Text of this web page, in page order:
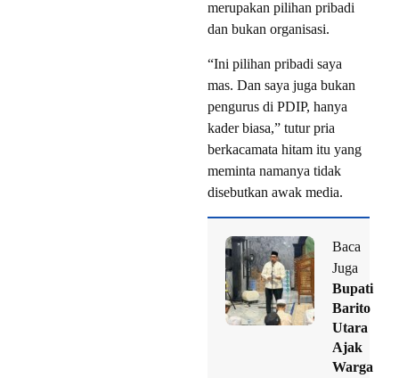
merupakan pilihan pribadi
dan bukan organisasi.
“Ini pilihan pribadi saya
mas. Dan saya juga bukan
pengurus di PDIP, hanya
kader biasa,” tutur pria
berkacamata hitam itu yang
meminta namanya tidak
disebutkan awak media.
Baca
Juga
Bupati
Barito
Utara
Ajak
Warga